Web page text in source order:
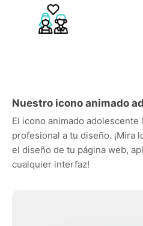
Nuestro icono animado
El icono animado adolescente
profesional a tu diseño. ¡Mira
el diseño de tu página web,
cualquier interfaz!